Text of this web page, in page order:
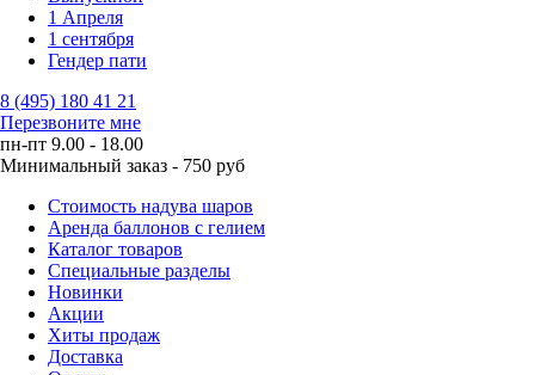
1 Апреля
1 сентября
Гендер пати
8 (495) 180 41 21
Перезвоните мне
пн-пт 9.00 - 18.00
Минимальный заказ - 750 руб
Стоимость надува шаров
Аренда баллонов с гелием
Каталог товаров
Специальные разделы
Новинки
Акции
Хиты продаж
Доставка